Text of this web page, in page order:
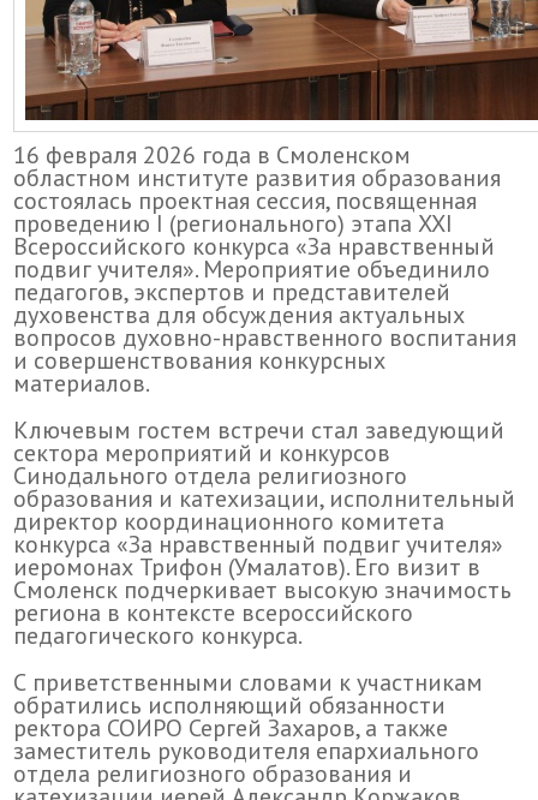
16 февраля 2026 года в Смоленском
областном институте развития образования
состоялась проектная сессия, посвященная
проведению I (регионального) этапа XXI
Всероссийского конкурса «За нравственный
подвиг учителя». Мероприятие объединило
педагогов, экспертов и представителей
духовенства для обсуждения актуальных
вопросов духовно-нравственного воспитания
и совершенствования конкурсных
материалов.
Ключевым гостем встречи стал заведующий
сектора мероприятий и конкурсов
Синодального отдела религиозного
образования и катехизации, исполнительный
директор координационного комитета
конкурса «За нравственный подвиг учителя»
иеромонах Трифон (Умалатов). Его визит в
Смоленск подчеркивает высокую значимость
региона в контексте всероссийского
педагогического конкурса.
С приветственными словами к участникам
обратились исполняющий обязанности
ректора СОИРО Сергей Захаров, а также
заместитель руководителя епархиального
отдела религиозного образования и